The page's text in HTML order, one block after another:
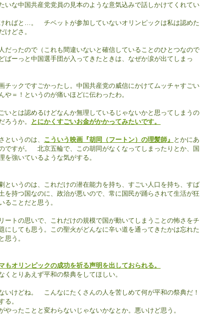
いな中国共産党党員の見本のような意気込みで話しかけてくれてい
ればと…。 チベットが参加していないオリンピックは私は認めた
けどさ。
だったので（これも間違いないと確信していることのひとつなので
ばーっと中国選手団が入ってきたときは、なぜか涙が出てしまっ
チックですごかったし。中国共産党の威信にかけてムッチャすごい
や＝！というのが痛いほどに伝わったわ。
いとは認めるけどなんか無理しているじゃないかと思ってしまうの
ろうか。
とにかくすごいお金がかかってみたいです。
というのは、 こういう映画『胡同（フートン）の理髪師』 とかにあ
ですが。 北京五輪で、この胡同がなくなってしまったりとか、国
を強いているような気がする。
というのは、これだけの潜在能力を持ち、すごい人口を持ち、すば
を持つ国なのに、政治が悪いので、常に国民が踊らされて生活が狂
ることだと思う。
ートの思いで、これだけの規模で国が動いてしまうことの怖さをチ
にしても思う。この聖火がどんなに辛い道を通ってきたかは忘れた
思う。
もオリンピックの成功を祈る声明を出しておられる。
くとりあえず平和の祭典をしてほしい。
いけどね。 こんなにたくさんの人を苦しめて何が平和の祭典だ！
る。
やったことと変わらないじゃないかなとか。悪いけど思う。